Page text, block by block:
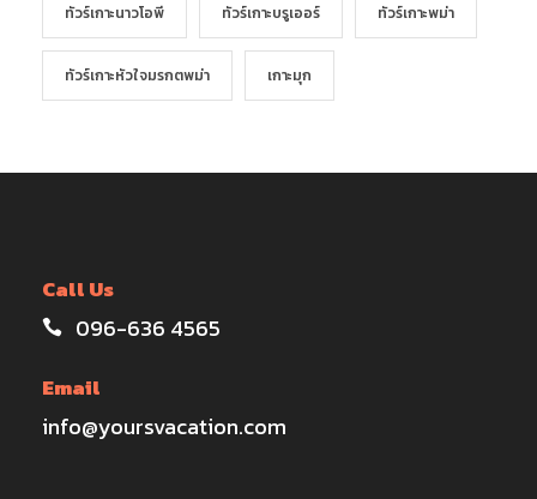
ทัวร์เกาะนาวโอพี ทัวร์เกาะบรูเออร์ ทัวร์เกาะพม่า
ทัวร์เกาะหัวใจมรกตพม่า เกาะมุก
Call Us
096-636 4565
Email
info@yoursvacation.com